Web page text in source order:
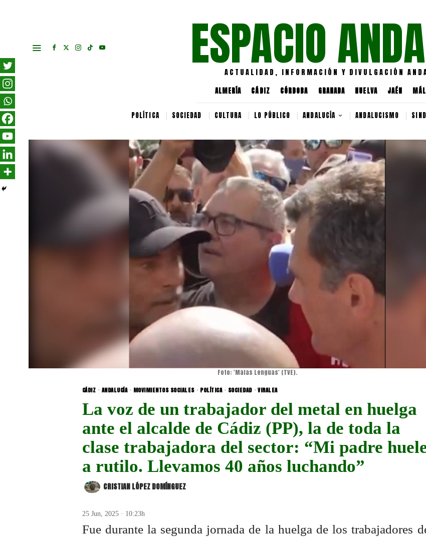
ESPACIO
ACTUALIDAD, INFORMACIÓN Y DIVULGACIÓN
ALMERÍA CÁDIZ CÓRDOBA GRANADA HUELVA JAÉN
POLÍTICA SOCIEDAD CULTURA LO PÚBLICO ANDALUCÍA ANDALUCISMO
Foto: 'Malas Lenguas' (TVE).
CÁDIZ · ANDALUCÍA · MOVIMIENTOS SOCIALES · POLÍTICA · SOCIEDAD · VIRALEA
La voz de un trabajador del metal en huelga
ante el alcalde de Cádiz (PP), la de toda la
clase trabajadora del sector: “Mi padre
a rutilo. Llevamos 40 años luchando”
CRISTIAN LÓPEZ DOMÍNGUEZ
25 Jun, 2025 · 10:23h
Fue durante la segunda jornada de la huelga de los trabajadores